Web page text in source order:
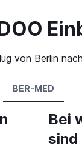
von Berlin
BER-MED
Bei
sind